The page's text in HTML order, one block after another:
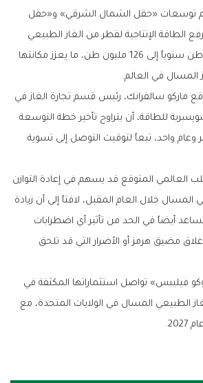
توسعات «حقل الشمال الشرقي» و«حقل
الطاقة الإنتاجية لقطر من الغاز الطبيعي
المسال من 77 مليون طن سنوياً إلى 126 مليون طن، ما يعزز مكانتها
المسال في العالم.
ماركو سالفرانك، رئيس قسم تجارة الغاز في
للطاقة، أن يتراوح تأخير خطة التوسعة
واحد، تبعاً لتوقيت التوصل إلى تسوية
العالمي المتوقع قد يسهم في إعادة التوازن
خلال العام المقبل، لافتاً إلى أن زيادة
أيضاً في الحد من تأثير أي اضطرابات
مضيق هرمز أو الأضرار التي قد تلحق
فيليبس» تواصل استثماراتها المكثفة في
الطبيعي المسال في الولايات المتحدة، مع